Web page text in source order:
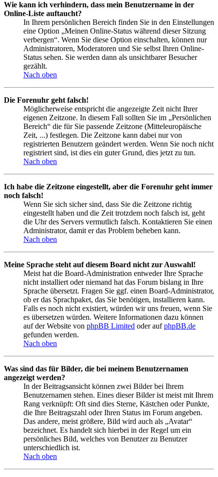
Wie kann ich verhindern, dass mein Benutzername in der
Online-Liste auftaucht?
In Ihrem persönlichen Bereich finden Sie in den Einstellungen
eine Option „Meinen Online-Status während dieser Sitzung
verbergen“. Wenn Sie diese Option einschalten, können nur
Administratoren, Moderatoren und Sie selbst Ihren Online-
Status sehen. Sie werden dann als unsichtbarer Besucher
gezählt.
Nach oben
Die Forenuhr geht falsch!
Möglicherweise entspricht die angezeigte Zeit nicht Ihrer
eigenen Zeitzone. In diesem Fall sollten Sie im „Persönlichen
Bereich“ die für Sie passende Zeitzone (Mitteleuropäische
Zeit, ...) festlegen. Die Zeitzone kann dabei nur von
registrierten Benutzern geändert werden. Wenn Sie noch nicht
registriert sind, ist dies ein guter Grund, dies jetzt zu tun.
Nach oben
Ich habe die Zeitzone eingestellt, aber die Forenuhr geht immer
noch falsch!
Wenn Sie sich sicher sind, dass Sie die Zeitzone richtig
eingestellt haben und die Zeit trotzdem noch falsch ist, geht
die Uhr des Servers vermutlich falsch. Kontaktieren Sie einen
Administrator, damit er das Problem beheben kann.
Nach oben
Meine Sprache steht auf diesem Board nicht zur Auswahl!
Meist hat die Board-Administration entweder Ihre Sprache
nicht installiert oder niemand hat das Forum bislang in Ihre
Sprache übersetzt. Fragen Sie ggf. einen Board-Administrator,
ob er das Sprachpaket, das Sie benötigen, installieren kann.
Falls es noch nicht existiert, würden wir uns freuen, wenn Sie
es übersetzen würden. Weitere Informationen dazu können
auf der Website von phpBB Limited oder aufphpBB.de
gefunden werden.
Nach oben
Was sind das für Bilder, die bei meinem Benutzernamen
angezeigt werden?
In der Beitragsansicht können zwei Bilder bei Ihrem
Benutzernamen stehen. Eines dieser Bilder ist meist mit Ihrem
Rang verknüpft: Oft sind dies Sterne, Kästchen oder Punkte,
die Ihre Beitragszahl oder Ihren Status im Forum angeben.
Das andere, meist größere, Bild wird auch als „Avatar“
bezeichnet. Es handelt sich hierbei in der Regel um ein
persönliches Bild, welches von Benutzer zu Benutzer
unterschiedlich ist.
Nach oben